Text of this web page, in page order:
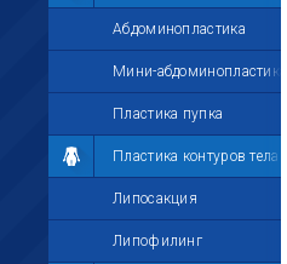
Абдоминопластика
Мини-абдоминопластика
Пластика пупка
Пластика контуров тела
Липосакция
Липофилинг